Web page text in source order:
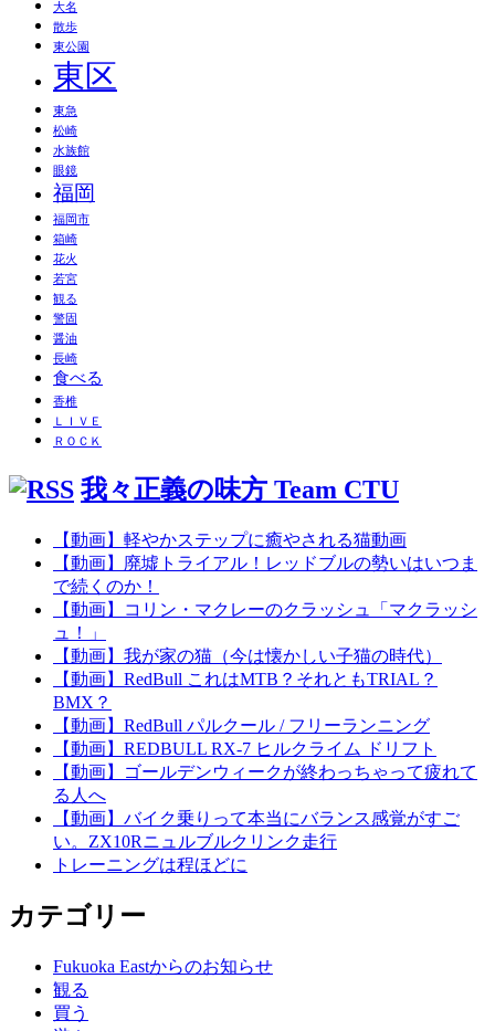
大名
散歩
東公園
東区
東急
松崎
水族館
眼鏡
福岡
福岡市
箱崎
花火
若宮
観る
警固
醤油
長崎
食べる
香椎
ＬＩＶＥ
ＲＯＣＫ
我々正義の味方 Team CTU
【動画】軽やかステップに癒やされる猫動画
【動画】廃墟トライアル！レッドブルの勢いはいつま
で続くのか！
【動画】コリン・マクレーのクラッシュ「マクラッシ
ュ！」
【動画】我が家の猫（今は懐かしい子猫の時代）
【動画】RedBull これはMTB？それともTRIAL？
BMX？
【動画】RedBull パルクール / フリーランニング
【動画】REDBULL RX-7 ヒルクライム ドリフト
【動画】ゴールデンウィークが終わっちゃって疲れて
る人へ
【動画】バイク乗りって本当にバランス感覚がすご
い。ZX10Rニュルブルクリンク走行
トレーニングは程ほどに
カテゴリー
Fukuoka Eastからのお知らせ
観る
買う